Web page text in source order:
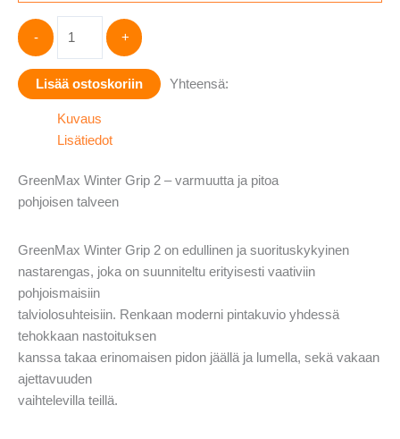
-
GreenMax
Winter
Grip
2
235/50-
määrä
+
Lisää ostoskoriin Yhteensä:
Kuvaus
Lisätiedot
GreenMax Winter Grip 2 – varmuutta ja pitoa
pohjoisen talveen
GreenMax Winter Grip 2 on edullinen ja suorituskykyinen
nastarengas, joka on suunniteltu erityisesti vaativiin
pohjoismaisiin
talviolosuhteisiin. Renkaan moderni pintakuvio yhdessä
tehokkaan nastoituksen
kanssa takaa erinomaisen pidon jäällä ja lumella, sekä vakaan
ajettavuuden
vaihtelevilla teillä.